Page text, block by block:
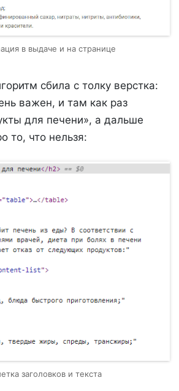
в выдаче и на странице
сбила с толку верстка:
важен, и там как раз
для печени», а дальше
то, что нельзя:
заголовков и текста